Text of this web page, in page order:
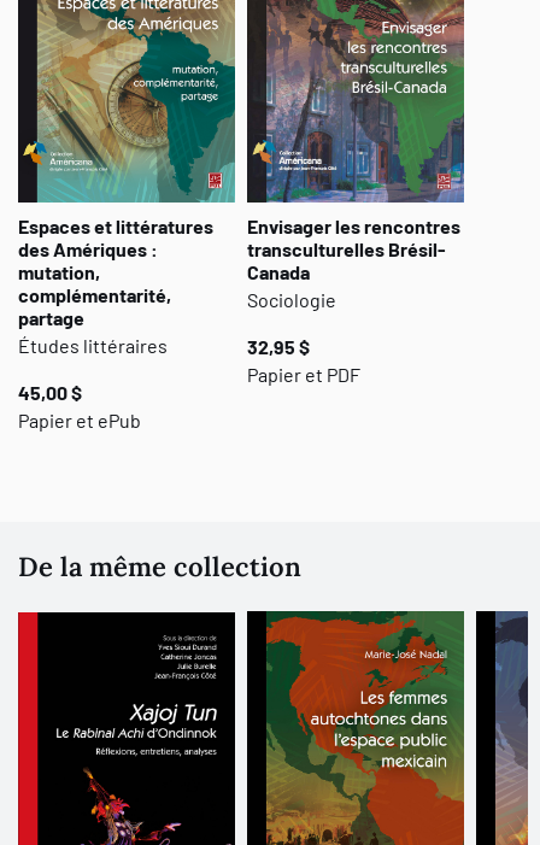
Espaces et littératures
des Amériques :
mutation,
complémentarité,
partage
Études littéraires
45,00 $
Papier et ePub
Envisager les rencontres
transculturelles Brésil-
Canada
Sociologie
32,95 $
Papier et PDF
De la même collection